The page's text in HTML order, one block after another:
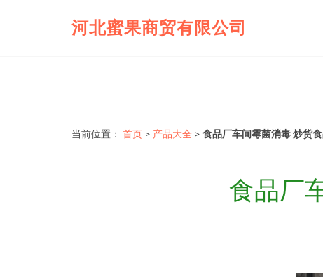
河北蜜果商贸有限公司
当前位置： 首页 > 产品大全 > 食品厂车间霉菌消毒 炒货
食品厂